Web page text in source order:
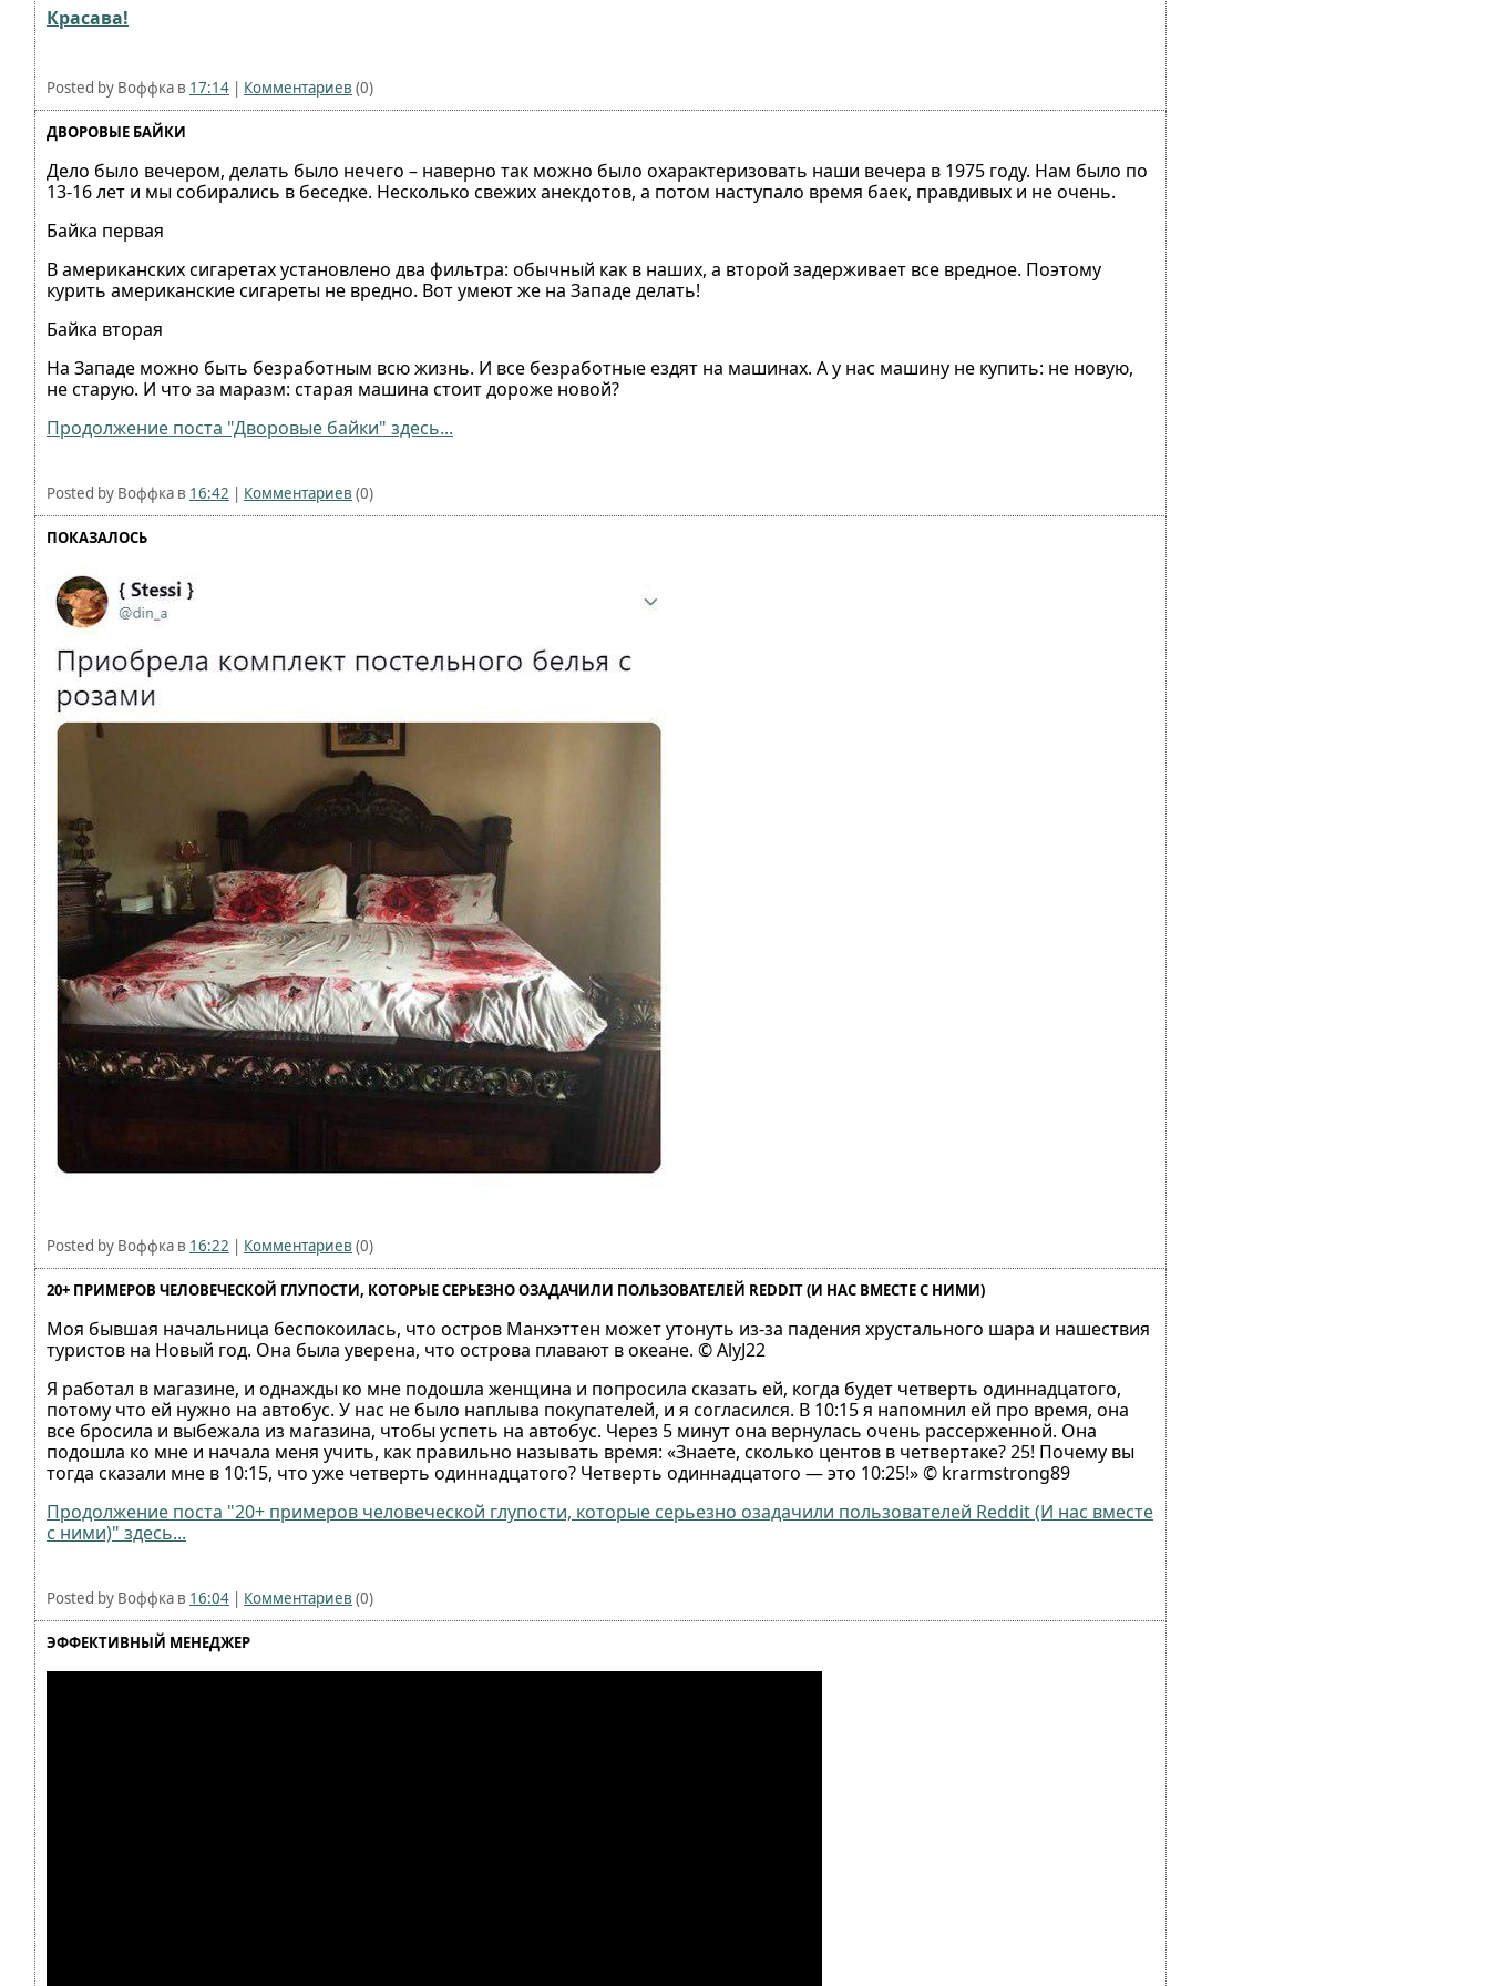
Красава!
Posted by Воффка в 17:14 | Комментариев (0)
ДВОРОВЫЕ БАЙКИ
Дело было вечером, делать было нечего – наверно так можно было охарактеризовать наши вечера в 1975 году. Нам было по
13-16 лет и мы собирались в беседке. Несколько свежих анекдотов, а потом наступало время баек, правдивых и не очень.
Байка первая
В американских сигаретах установлено два фильтра: обычный как в наших, а второй задерживает все вредное. Поэтому
курить американские сигареты не вредно. Вот умеют же на Западе делать!
Байка вторая
На Западе можно быть безработным всю жизнь. И все безработные ездят на машинах. А у нас машину не купить: не новую,
не старую. И что за маразм: старая машина стоит дороже новой?
Продолжение поста "Дворовые байки" здесь...
Posted by Воффка в 16:42 | Комментариев (0)
ПОКАЗАЛОСЬ
Posted by Воффка в 16:22 | Комментариев (0)
20+ ПРИМЕРОВ ЧЕЛОВЕЧЕСКОЙ ГЛУПОСТИ, КОТОРЫЕ СЕРЬЕЗНО ОЗАДАЧИЛИ ПОЛЬЗОВАТЕЛЕЙ REDDIT (И НАС ВМЕСТЕ С НИМИ)
Моя бывшая начальница беспокоилась, что остров Манхэттен может утонуть из-за падения хрустального шара и нашествия
туристов на Новый год. Она была уверена, что острова плавают в океане. © AlyJ22
Я работал в магазине, и однажды ко мне подошла женщина и попросила сказать ей, когда будет четверть одиннадцатого,
потому что ей нужно на автобус. У нас не было наплыва покупателей, и я согласился. В 10:15 я напомнил ей про время, она
все бросила и выбежала из магазина, чтобы успеть на автобус. Через 5 минут она вернулась очень рассерженной. Она
подошла ко мне и начала меня учить, как правильно называть время: «Знаете, сколько центов в четвертаке? 25! Почему вы
тогда сказали мне в 10:15, что уже четверть одиннадцатого? Четверть одиннадцатого — это 10:25!» © krarmstrong89
Продолжение поста "20+ примеров человеческой глупости, которые серьезно озадачили пользователей Reddit (И нас вместе
с ними)" здесь...
Posted by Воффка в 16:04 | Комментариев (0)
ЭФФЕКТИВНЫЙ МЕНЕДЖЕР